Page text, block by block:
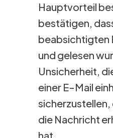
Hauptvorteil
bestätigen,
beabsichtigten
und gelesen
Unsicherheit,
einer E-Mail
die Nachricht
hat.